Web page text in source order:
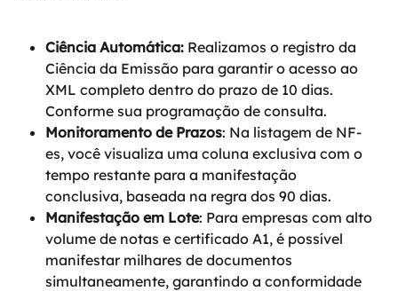
Ciência Automática: Realizamos o registro da
Ciência da Emissão para garantir o acesso ao
XML completo dentro do prazo de 10 dias.
Conforme sua programação de consulta.
Monitoramento de Prazos: Na listagem de NF-
es, você visualiza uma coluna exclusiva com o
tempo restante para a manifestação
conclusiva, baseada na regra dos 90 dias.
Manifestação em Lote: Para empresas com alto
volume de notas e certificado A1, é possível
manifestar milhares de documentos
simultaneamente, garantindo a conformidade